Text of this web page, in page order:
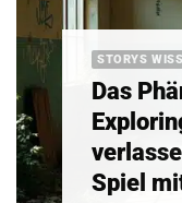
STORYS
Das
Spiel